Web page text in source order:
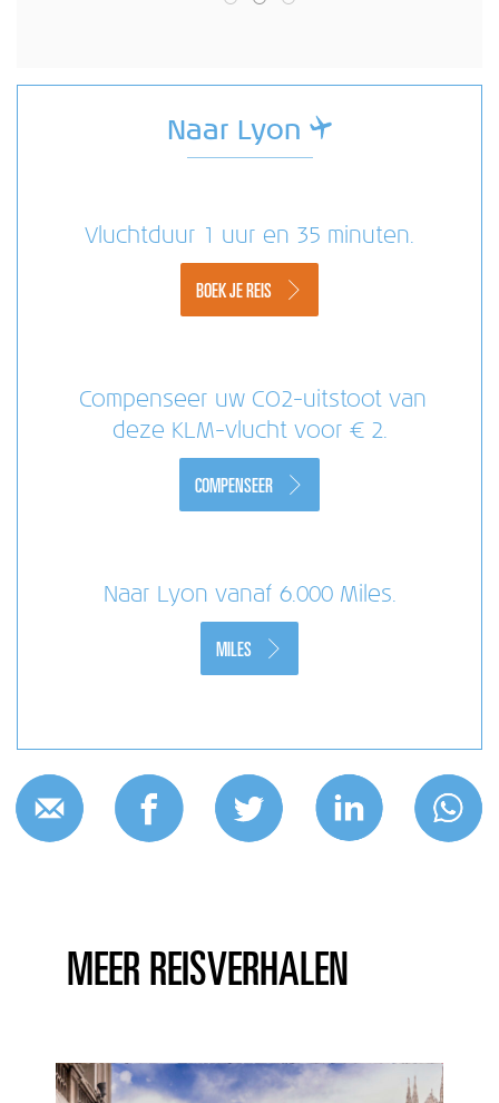
Naar Lyon
Vluchtduur 1 uur en 35 minuten.
BOEK JE REIS
Compenseer uw CO2-uitstoot van
deze KLM-vlucht voor € 2.
COMPENSEER
Naar Lyon vanaf 6.000 Miles.
MILES
MEER REISVERHALEN